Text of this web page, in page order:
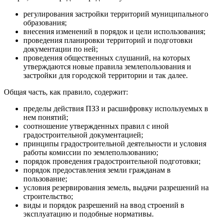
регулирования застройки территорий муниципального
образования;
внесения изменений в порядок и цели использования;
проведения планировки территорий и подготовки
документации по ней;
проведения общественных слушаний, на которых
утверждаются новые правила землепользования и
застройки для городской территории и так далее.
Общая часть, как правило, содержит:
пределы действия ПЗЗ и расшифровку используемых в
нем понятий;
соотношение утвержденных правил с иной
градостроительной документацией;
принципы градостроительной деятельности и условия
работы комиссии по землепользованию;
порядок проведения градостроительной подготовки;
порядок предоставления земли гражданам в
пользование;
условия резервирования земель, выдачи разрешений на
строительство;
виды и порядок разрешений на ввод строений в
эксплуатацию и подобные нормативы.